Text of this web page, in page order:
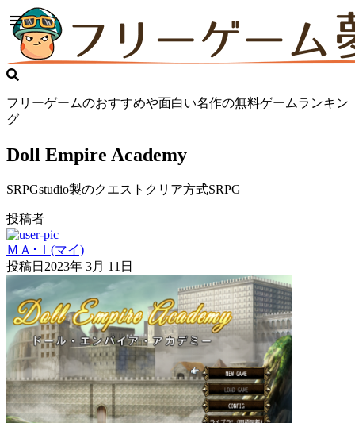
フリーゲームのおすすめや面白い名作の無料ゲームランキン
グ
Doll Empire Academy
SRPGstudio製のクエストクリア方式SRPG
投稿者
ＭＡ･Ｉ(マイ)
投稿日 2023年 3月 11日